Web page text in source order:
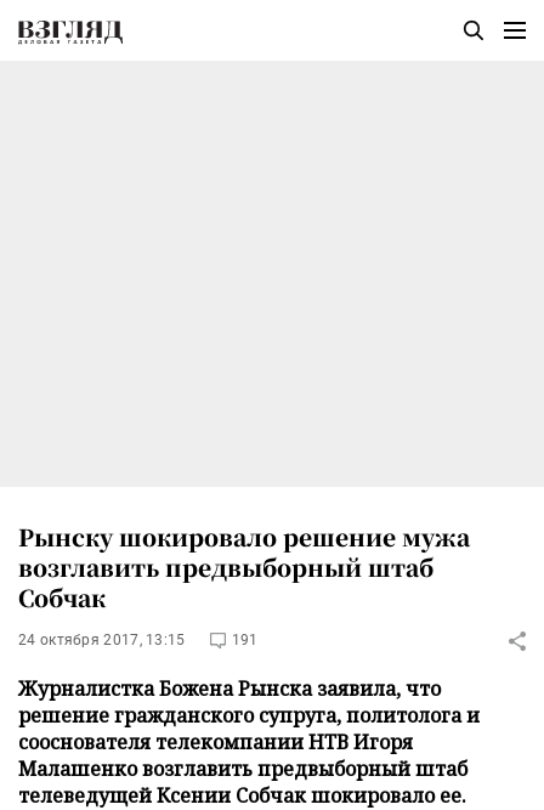
Рынску шокировало решение мужа
возглавить предвыборный штаб
Собчак
24 октября 2017, 13:15 191
Журналистка Божена Рынска заявила, что
решение гражданского супруга, политолога и
сооснователя телекомпании НТВ Игоря
Малашенко возглавить предвыборный штаб
телеведущей Ксении Собчак шокировало ее.